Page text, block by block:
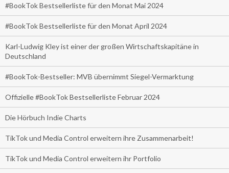
#BookTok Bestsellerliste für den Monat Mai 2024
#BookTok Bestsellerliste für den Monat April 2024
Karl-Ludwig Kley ist einer der großen Wirtschaftskapitäne in
Deutschland
#BookTok-Bestseller: MVB übernimmt Siegel-Vermarktung
Offizielle #BookTok Bestsellerliste Februar 2024
Die Hörbuch Indie Charts
TikTok und Media Control erweitern ihre Zusammenarbeit!
TikTok und Media Control erweitern ihr Portfolio